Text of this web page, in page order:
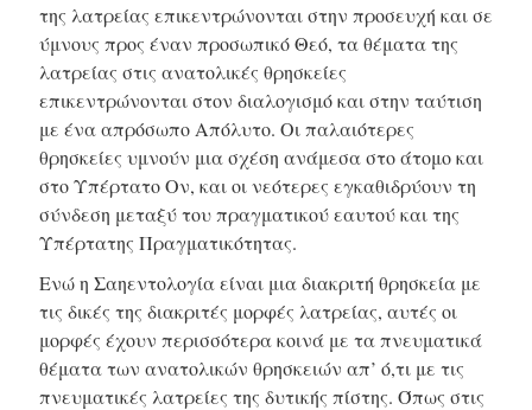
της λατρείας επικεντρώνονται στην προσευχή και σε
ύμνους προς έναν προσωπικό Θεό, τα θέματα της
λατρείας στις ανατολικές θρησκείες
επικεντρώνονται στον διαλογισμό και στην ταύτιση
με ένα απρόσωπο Απόλυτο. Οι παλαιότερες
θρησκείες υμνούν μια σχέση ανάμεσα στο άτομο και
στο Υπέρτατο Ον, και οι νεότερες εγκαθιδρύουν τη
σύνδεση μεταξύ του πραγματικού εαυτού και της
Υπέρτατης Πραγματικότητας.
Ενώ η Σαηεντολογία είναι μια διακριτή θρησκεία με
τις δικές της διακριτές μορφές λατρείας, αυτές οι
μορφές έχουν περισσότερα κοινά με τα πνευματικά
θέματα των ανατολικών θρησκειών απ’ ό,τι με τις
πνευματικές λατρείες της δυτικής πίστης. Όπως στις